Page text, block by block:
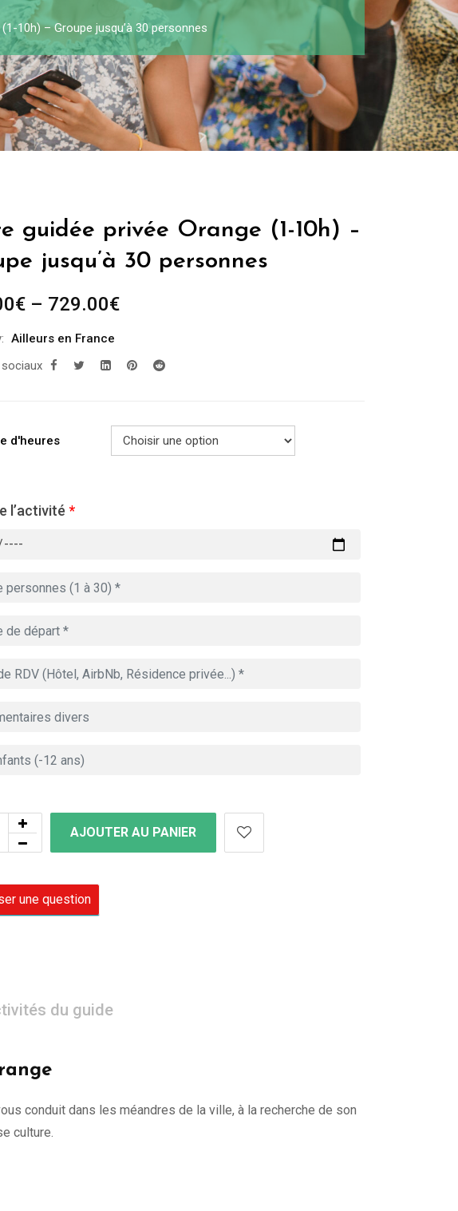
10h) – Groupe jusqu’à 30 personnes
guidée privée Orange (1-10h) –
jusqu’à 30 personnes
€ – 729.00€
Ailleurs en France
d'heures
l’activité *
AJOUTER AU PANIER
une question
du guide
conduit dans les méandres de la ville, à la recherche de son
culture.